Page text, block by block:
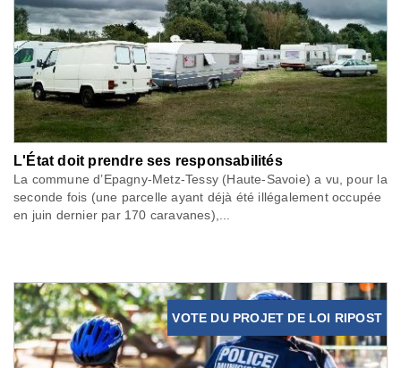
L'État doit prendre ses responsabilités
La commune d’Epagny-Metz-Tessy (Haute-Savoie) a vu, pour la
seconde fois (une parcelle ayant déjà été illégalement occupée
en juin dernier par 170 caravanes),...
VOTE DU PROJET DE LOI RIPOST